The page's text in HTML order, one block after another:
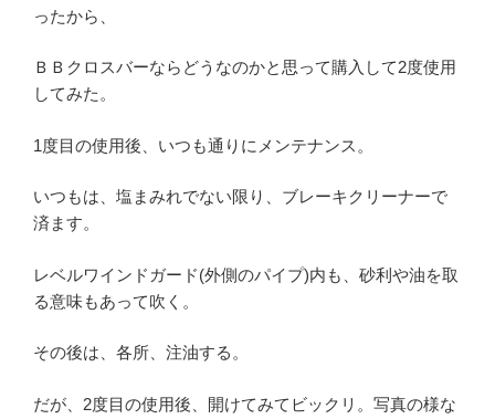
ったから、
ＢＢクロスバーならどうなのかと思って購入して2度使用
してみた。
1度目の使用後、いつも通りにメンテナンス。
いつもは、塩まみれでない限り、ブレーキクリーナーで
済ます。
レベルワインドガード(外側のパイプ)内も、砂利や油を取
る意味もあって吹く。
その後は、各所、注油する。
だが、2度目の使用後、開けてみてビックリ。写真の様な